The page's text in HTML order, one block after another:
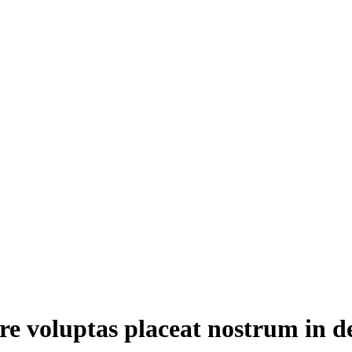
voluptas placeat nostrum in